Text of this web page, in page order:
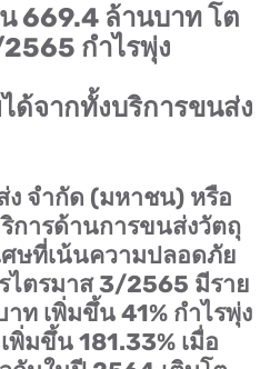
669.4 ล้านบาท โต
กำไรพุ่ง
ด้จากทั้งบริการขนส่ง
จำกัด (มหาชน) หรือ
การด้านการขนส่งวัตถุ
ษที่เน้นความปลอดภัย
ไตรมาส3/2565 มีราย
าท เพิ่มขึ้น41% กำไรพุ่ง
พิ่มขึ้น 181.33% เมื่อ